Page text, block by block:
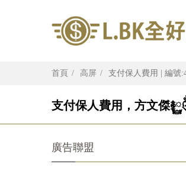
首頁 高屏 支付保人費用 | 編號
支付保人費用，方文
廣告聯盟